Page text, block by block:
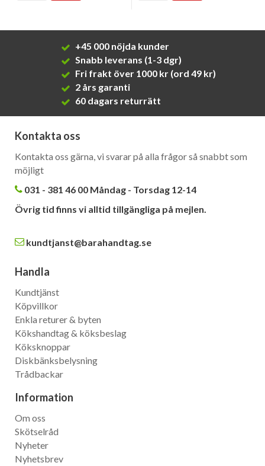
+45 000 nöjda kunder
Snabb leverans (1-3 dgr)
Fri frakt över 1000 kr (ord 49 kr)
2 års garanti
60 dagars returrätt
Kontakta oss
Kontakta oss gärna, vi svarar på alla frågor så snabbt som
möjligt
031 - 381 46 00 Måndag - Torsdag 12-14
Övrig tid finns vi alltid tillgängliga på mejlen.
kundtjanst@barahandtag.se
Handla
Kundtjänst
Köpvillkor
Enkla returer & byten
Kökshandtag & köksbeslag
Köksknoppar
Diskbänksbelysning
Trådbackar
Information
Om oss
Skötselråd
Nyheter
Nyhetsbrev